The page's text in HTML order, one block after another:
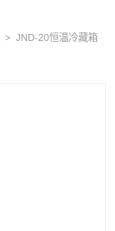
> JND-20恒温冷藏箱